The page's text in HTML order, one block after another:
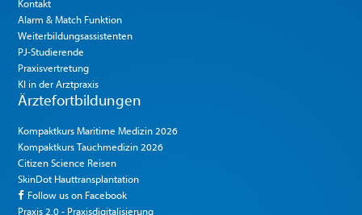
Kontakt
Alarm & Match Funktion
Weiterbildungsassistenten
PJ-Studierende
Praxisvertretung
KI in der Arztpraxis
Ärztefortbildungen
Kompaktkurs Maritime Medizin 2026
Kompaktkurs Tauchmedizin 2026
Citizen Science Reisen
SkinDot Hauttransplantation
Follow us on Facebook
Praxis 2.0 - Praxisdigitalisierung